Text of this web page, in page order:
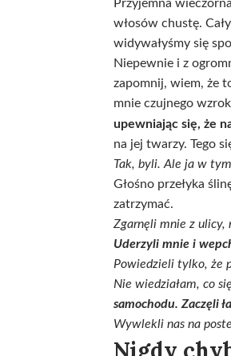
Przyjemna
włosów chustę.
widywałyśmy się
Niepewnie i z
zapomnij, wiem, że
mnie czujnego
upewniając się, że
na jej twarzy. Tego
Tak, byli. Ale ja w
Głośno przełyka
zatrzymać.
Zgarnęli mnie z ulicy,
Uderzyli mnie i
Powiedzieli tylko, że
Nie wiedziałam, co
samochodu. Zaczęli
Wywlekli nas na